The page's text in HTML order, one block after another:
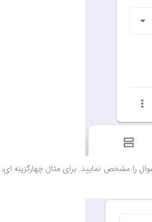
را مشخص نمایید. برای مثال چهارگزینه